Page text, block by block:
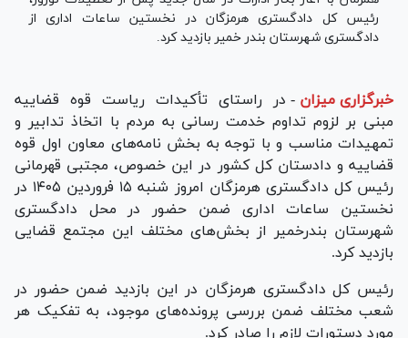
رئیس کل دادگستری هرمزگان در نخستین ساعات اداری از
دادگستری شهرستان بندر خمیر بازدید کرد.
خبرگزاری میزان - در راستای تأکیدات ریاست قوه قضاییه
مبنی بر لزوم تداوم خدمت رسانی به مردم با اتخاذ تدابیر و
تمهیدات مناسب و با توجه به بخش نامه‌های معاون اول قوه
قضاییه و دادستان کل کشور در این خصوص، مجتبی قهرمانی
رئیس کل دادگستری هرمزگان امروز شنبه ۱۵ فروردین ۱۴۰۵ در
نخستین ساعات اداری ضمن حضور در محل دادگستری
شهرستان بندرخمیر از بخش‌های مختلف این مجتمع قضایی
بازدید کرد.
رئیس کل دادگستری هرمزگان در این بازدید ضمن حضور در
شعب مختلف ضمن بررسی پرونده‌های موجود، به تفکیک هر
مورد دستورات لازم را صادر کرد.